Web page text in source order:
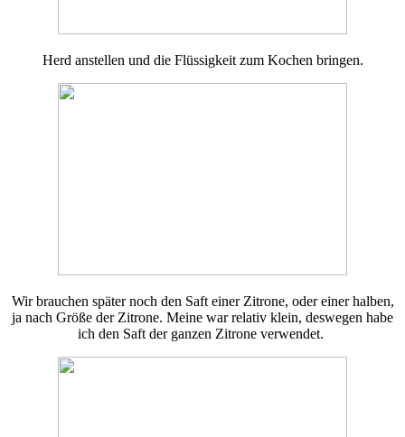
Herd anstellen und die Flüssigkeit zum Kochen bringen.
Wir brauchen später noch den Saft einer Zitrone, oder einer halben,
ja nach Größe der Zitrone. Meine war relativ klein, deswegen habe
ich den Saft der ganzen Zitrone verwendet.